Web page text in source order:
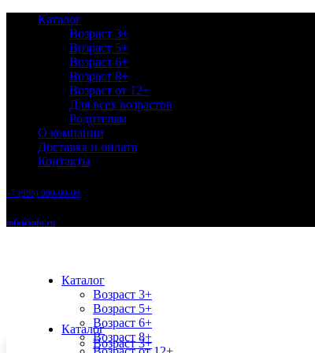
Каталог
Возраст 3+
Возраст 5+
Возраст 6+
Возраст 8+
Возраст от 12+
Для всех возрастов
Родителям
О компании
Доставка и оплата
Контакты
+7 (999) 999-99-99
info@info.ru
Каталог
Возраст 3+
Возраст 5+
Возраст 6+
Возраст 8+
Каталог
Возраст 3+